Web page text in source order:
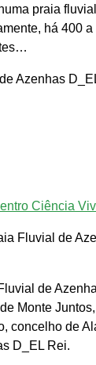
praia
há 400
Azenhas
Ciência
Fluvial de
de
Monte
concelho de
D_EL Rei.